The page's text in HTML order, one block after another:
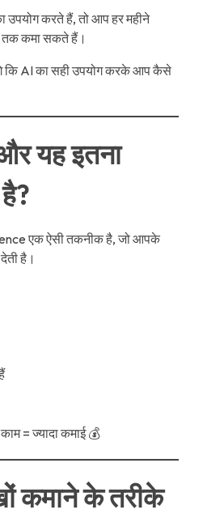
करते हैं, तो आप हर महीने
तक कमा सकते हैं।
कि AI का सही उपयोग करके आप कैसे
यह इतना
एक ऐसी तकनीक है, जो आपके
है।
= ज्यादा कमाई 💰
कमाने के तरीके